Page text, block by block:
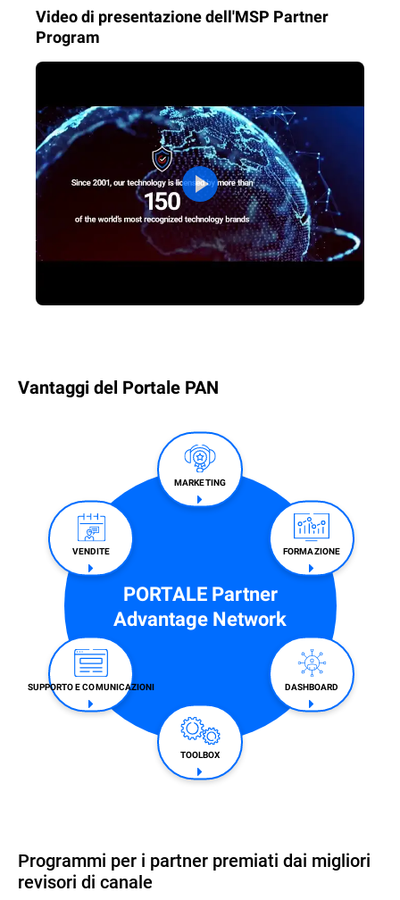
Video di presentazione dell'MSP Partner
Program
Vantaggi del Portale PAN
PORTALE Partner
Advantage Network
MARKETING
FORMAZIONE​
DASHBOARD
TOOLBOX
SUPPORTO E COMUNICAZIONI
VENDITE​
Programmi per i partner premiati dai migliori
revisori di canale